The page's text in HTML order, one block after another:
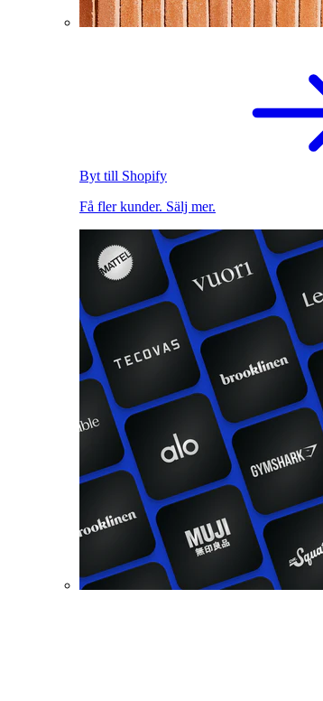
Byt till Shopify
Få fler kunder. Sälj mer.